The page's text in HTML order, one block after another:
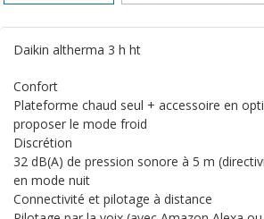
Daikin altherma 3 h ht
Confort
Plateforme chaud seul + accessoire en
proposer le mode froid
Discrétion
32 dB(A) de pression sonore à 5 m
en mode nuit
Connectivité et pilotage à distance